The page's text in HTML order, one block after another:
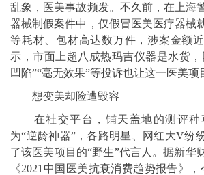
乱象，医美事故频发。不久前，在上海
器械制假案件中，仅假冒医美医疗器械
等耗材、包材高达数万件，涉案金额
示，市面上超八成热玛吉仪器是水货，
凹陷”“毫无效果”等投诉也让这一医美项
想变美却险遭毁容
在社交平台，铺天盖地的测评种
为“逆龄神器”，各路明星、网红大V纷
了该医美项目的“野生”代言人。据新华
《2021中国医美抗衰消费趋势报告》